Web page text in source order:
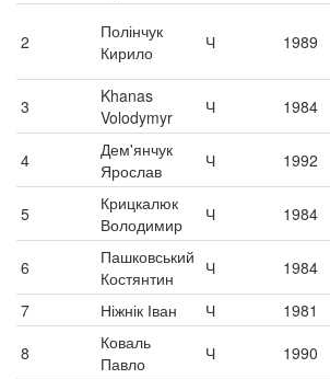
2
Полінчук
Кирило
Ч 1989
3
Khanas
Volodymyr
Ч 1984
4
Дем'янчук
Ярослав
Ч 1992
5
Крицкалюк
Володимир
Ч 1984
6
Пашковський
Костянтин
Ч 1984
7
Ніжнік Іван Ч 1981
8
Коваль
Павло
Ч 1990